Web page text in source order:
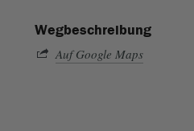
Wegbeschreibung
Auf Google Maps